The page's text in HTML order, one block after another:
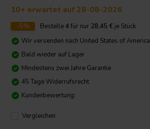
10+ erwartet auf 28-08-2026
-5% Bestelle4 für nur 28,45 € je Stück
Wir versenden nach United States of America
Bald wieder auf Lager
Mindestens zwei Jahre Garantie
45 Tage Widerrufsrecht
Kundenbewertung:
Vergleichen